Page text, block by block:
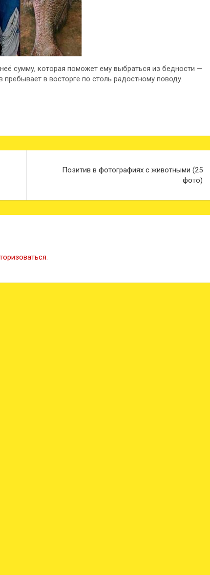
сумму, которая поможет ему выбраться из бедности —
в восторге по столь радостному поводу.
Позитив в фотографиях с животными (25
фото)
.